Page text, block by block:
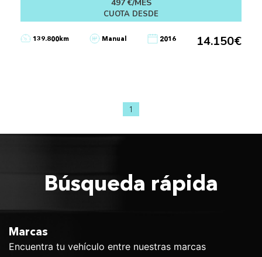
497 €/MES
CUOTA DESDE
139.800km Manual 2016 14.150€
1
Búsqueda rápida
Marcas
Encuentra tu vehículo entre nuestras marcas